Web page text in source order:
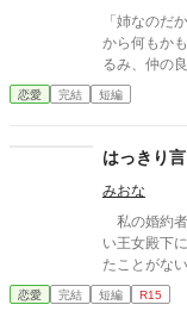
が動揺して
「姉なのだから、妹
から何もか
るみ、仲の
妹は欲しがった。 「ごめんなさい、お姉様。ダ
ができちゃ
妹に譲りな
ヶ月後の結
の準備で忙
る。 「君には、よく遭遇するな」 声をかけたのは、公爵令息のア
レクシスだ
人。セシリ
恋愛 完結 短編
はっきり
みおな
私の婚約
い王女殿下
たことがない。 まぁ、好きになさればよろしいわ。
ないことです
恋愛 完結 短編 R15